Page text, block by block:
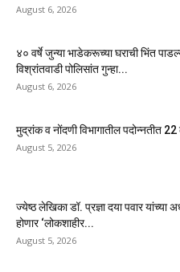
August 6, 2026
४० वर्षे जुन्या भाडेकरूच्या घराची भिंत
विश्रांतवाडी पोलिसांत गुन्हा...
August 6, 2026
मुद्रांक व नोंदणी विभागातील पदोन्नतीत 22
August 5, 2026
ज्येष्ठ लेखिका डॉ. प्रज्ञा दया पवार यांच्या
होणार ‘लोकशाहीर...
August 5, 2026